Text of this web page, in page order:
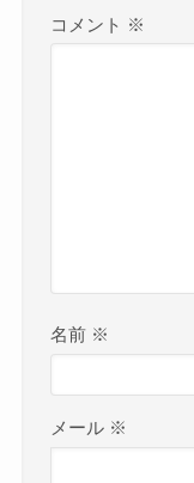
コメント ※
名前 ※
メール ※